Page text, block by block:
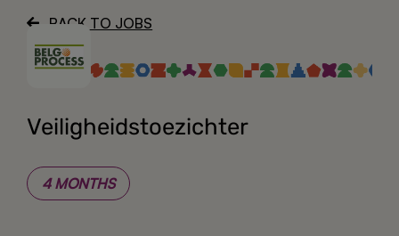
About
BACK TO JOBS
Veiligheidstoezichter
4 MONTHS